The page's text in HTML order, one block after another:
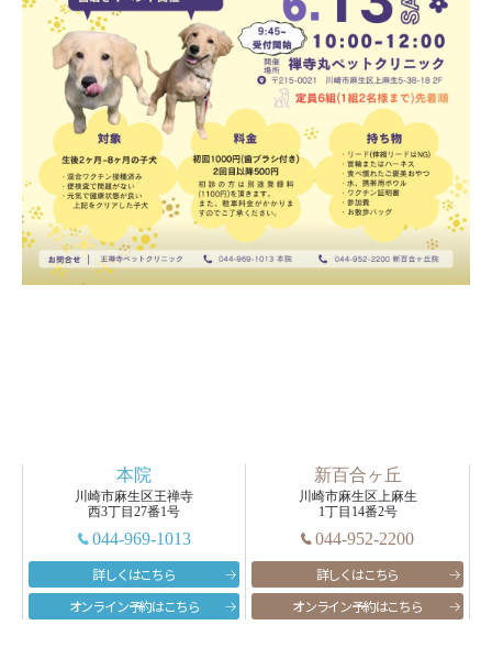
本院
川崎市麻生区王禅寺
西3丁目27番1号
044-969-1013
詳しくはこちら
オンライン予約はこちら
新百合ヶ丘
川崎市麻生区上麻生
1丁目14番2号
044-952-2200
詳しくはこちら
オンライン予約はこちら